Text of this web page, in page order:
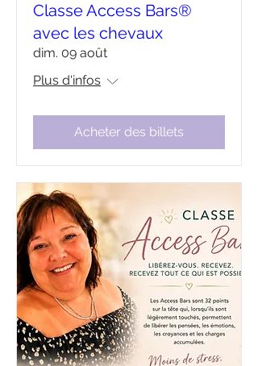
Classe Access Bars®
avec les chevaux
dim. 09 août
Plus d'infos
Acheter des billets